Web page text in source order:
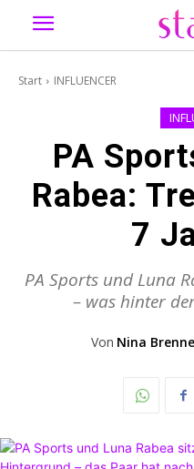
Start INFLUENCER
PA
Rabea:
7
PA Sports und Luna
– was hinter
Von Nina